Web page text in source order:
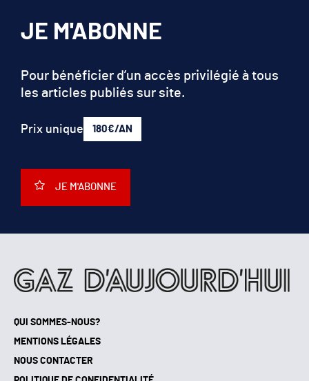
QUI SOMMES-NOUS?
MENTIONS LÉGALES
NOUS CONTACTER
JE M'ABONNE
Pour bénéficier d’un accès privilégié à tous
les articles publiés sur site.
Prix unique 180€/AN
JE M'ABONNE